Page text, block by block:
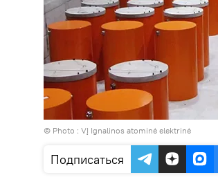
© Photo : VĮ Ignalinos atominė elektrinė
Подписаться